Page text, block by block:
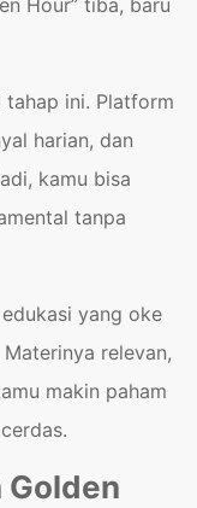
tahap ini. Platform
harian, dan
kamu bisa
tanpa
yang oke
relevan,
makin paham
Golden